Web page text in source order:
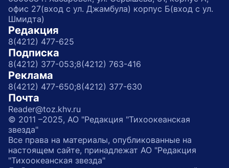
офис 27(вход с ул. Джамбула) корпус Б(вход с ул.
Шмидта)
Редакция
8(4212) 477-625
Подписка
8(4212) 377-053;8(4212) 763-416
Реклама
8(4212) 477-650;8(4212) 377-630
Почта
Reader@toz.khv.ru
© 2011 –2025, АО "Редакция "Тихоокеанская
звезда"
Все права на материалы, опубликованные на
настоящем сайте, принадлежат АО "Редакция
"Тихоокеанская звезда"